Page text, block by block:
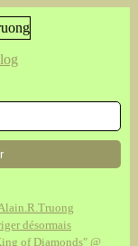
désormais
of Diamonds" @